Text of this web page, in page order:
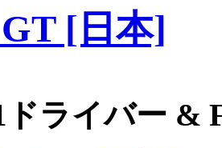
[日本]
ドライバー &